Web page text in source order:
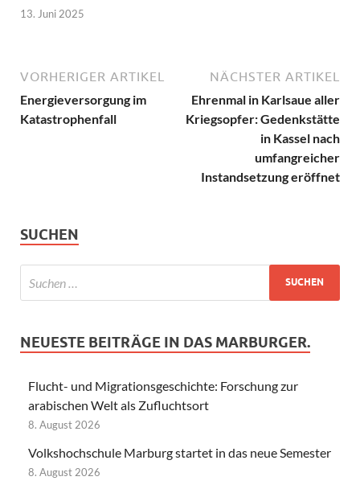
13. Juni 2025
VORHERIGER ARTIKEL
Energieversorgung im
Katastrophenfall
NÄCHSTER ARTIKEL
Ehrenmal in Karlsaue aller
Kriegsopfer: Gedenkstätte
in Kassel nach
umfangreicher
Instandsetzung eröffnet
SUCHEN
NEUESTE BEITRÄGE IN DAS MARBURGER.
Flucht- und Migrationsgeschichte: Forschung zur
arabischen Welt als Zufluchtsort
8. August 2026
Volkshochschule Marburg startet in das neue Semester
8. August 2026